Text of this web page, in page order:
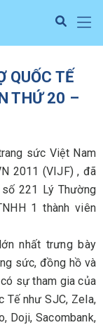
QUỐC TẾ
THỨ 20 –
sức Việt Nam
2011 (VIJF) , đã
221 Lý Thường
1 thành viên
nhất trưng bày
sức, đồng hồ và
sự tham gia của
Tế như SJC, Zela,
Doji, Sacombank,